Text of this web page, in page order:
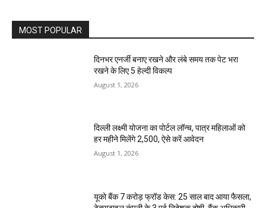
MOST POPULAR
दिनभर एनर्जी बनाए रखने और लंबे समय तक पेट भरा
रखने के लिए 5 हेल्दी विकल्प
August 1, 2026
दिल्ली लक्ष्मी योजना का पोर्टल लॉन्च, पात्र महिलाओं को
हर महीने मिलेंगे ₹2,500, ऐसे करें आवेदन
August 1, 2026
यूको बैंक 7 करोड़ फ्रॉड केस: 25 साल बाद आया फैसला,